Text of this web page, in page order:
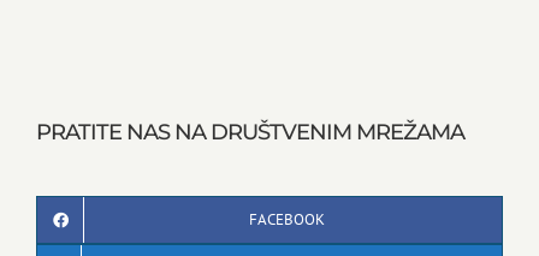
PRATITE NAS NA DRUŠTVENIM MREŽAMA
FACEBOOK